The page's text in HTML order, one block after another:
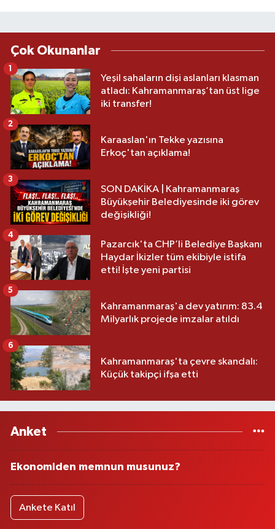
Çok Okunanlar
Yeşil sahaların dişi aslanları klasman
atladı: Kahramanmaraş’tan üst lige
iki transfer!
1
Karaaslan'ın Tekke yazısına
Erkoç'tan açıklama!
2
SON DAKİKA | Kahramanmaraş
Büyükşehir Belediyesinde iki görev
değişikliği!
3
Pazarcık'ta CHP’li Belediye Başkanı
Haydar İkizler tüm ekibiyle istifa
etti! İşte yeni partisi
4
Kahramanmaraş'a dev yatırım: 83.4
Milyarlık projede imzalar atıldı
5
Kahramanmaraş'ta çevre skandalı:
Küçük takipçi ifşa etti
6
Anket
Ekonomiden memnun musunuz?
Ankete Katıl